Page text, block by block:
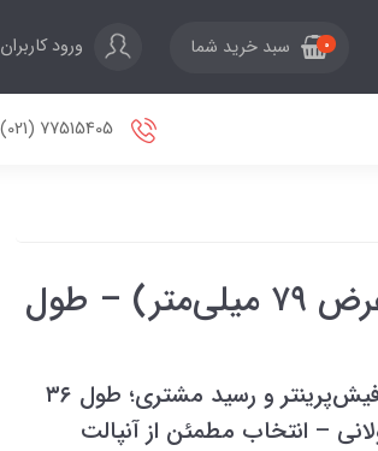
0 سبد خرید شما ورود کاربران
رول حرارتی ۸ سانتی‌متر (عرض ۷۹ میلی‌متر) – طول
رول حرارتی عرض ۷۹ میلی‌متر مناسب فیش‌پرینتر و رسید مشتری؛ طول ۳۶
– انتخاب مطمئن از آنپالت